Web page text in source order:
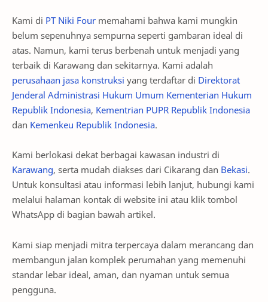
Kami di PT Niki Four memahami bahwa kami mungkin
belum sepenuhnya sempurna seperti gambaran ideal di
atas. Namun, kami terus berbenah untuk menjadi yang
terbaik di Karawang dan sekitarnya. Kami adalah
perusahaan jasa konstruksi yang terdaftar di Direktorat
Jenderal Administrasi Hukum Umum Kementerian Hukum
Republik Indonesia, Kementrian PUPR Republik Indonesia
dan Kemenkeu Republik Indonesia.
Kami berlokasi dekat berbagai kawasan industri di
Karawang, serta mudah diakses dari Cikarang dan Bekasi.
Untuk konsultasi atau informasi lebih lanjut, hubungi kami
melalui halaman kontak di website ini atau klik tombol
WhatsApp di bagian bawah artikel.
Kami siap menjadi mitra terpercaya dalam merancang dan
membangun jalan komplek perumahan yang memenuhi
standar lebar ideal, aman, dan nyaman untuk semua
pengguna.